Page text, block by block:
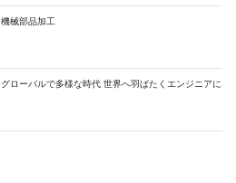
機械部品加工
グローバルで多様な時代 世界へ羽ばたくエンジニアにな